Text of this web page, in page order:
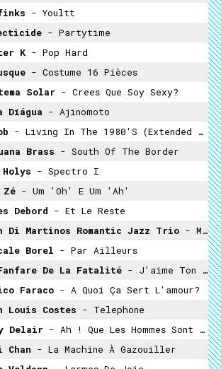
- Youltt
- Partytime
K - Pop Hard
- Costume 16 Pièces
Solar - Crees Que Soy Sexy?
Díágua - Ajinomoto
- Living In The 1980's (extended Dance Mix)
Brass - South Of The Border
- Spectro I
Zé - Um 'Oh' E Um 'Ah'
Debord - Et Le Reste
Di Martinos Romantic Jazz Trio - Maria Cervantes
Borel - Par Ailleurs
De La Fatalité - J'aime Ton Cul J'aime Tes Seins
Faraco - A Quoi Ça Sert L'amour?
Louis Costes - Telephone
Delair - Ah ! Que Les Hommes Sont Bêtes
Chan - La Machine À Gazouiller